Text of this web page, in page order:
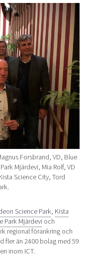
Forsbrand, VD, Blue
Mjärdevi, Mia Rolf, VD
Science City, Tord
Science Park, Kista
Park Mjärdevi och
regional förankring och
fler än 2400 bolag med 59
inom ICT.